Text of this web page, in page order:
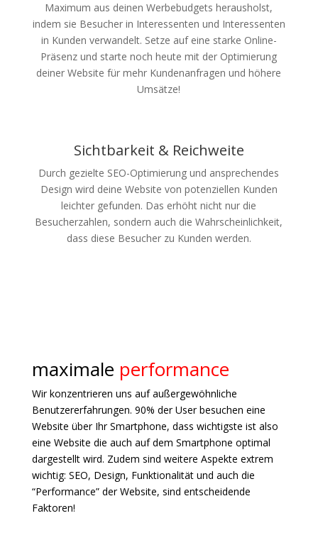
Maximum aus deinen Werbebudgets herausholst,
indem sie Besucher in Interessenten und Interessenten
in Kunden verwandelt. Setze auf eine starke Online-
Präsenz und starte noch heute mit der Optimierung
deiner Website für mehr Kundenanfragen und höhere
Umsätze!
Sichtbarkeit & Reichweite
Durch gezielte SEO-Optimierung und ansprechendes
Design wird deine Website von potenziellen Kunden
leichter gefunden. Das erhöht nicht nur die
Besucherzahlen, sondern auch die Wahrscheinlichkeit,
dass diese Besucher zu Kunden werden.
maximale performance
Wir konzentrieren uns auf außergewöhnliche
Benutzererfahrungen. 90% der User besuchen eine
Website über Ihr Smartphone, dass wichtigste ist also
eine Website die auch auf dem Smartphone optimal
dargestellt wird. Zudem sind weitere Aspekte extrem
wichtig: SEO, Design, Funktionalität und auch die
“Performance” der Website, sind entscheidende
Faktoren!